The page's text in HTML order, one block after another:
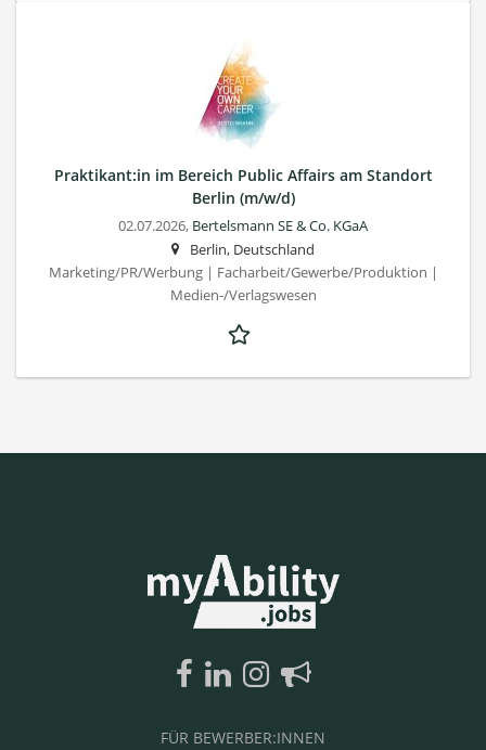
Praktikant:in im Bereich Public Affairs am Standort
Berlin (m/w/d)
02.07.2026, Bertelsmann SE & Co. KGaA
Berlin, Deutschland
Marketing/PR/Werbung | Facharbeit/Gewerbe/Produktion |
Medien-/Verlagswesen
FÜR BEWERBER:INNEN